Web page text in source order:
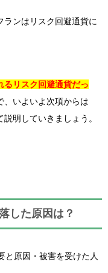
ランはリスク回避通貨に
るリスク回避通貨だっ
、いよいよ次項からは
明していきましょう。
した原因は？